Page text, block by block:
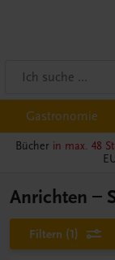
Gastronomie
Bücher in max. 48
Anrichten –
Filtern (1)